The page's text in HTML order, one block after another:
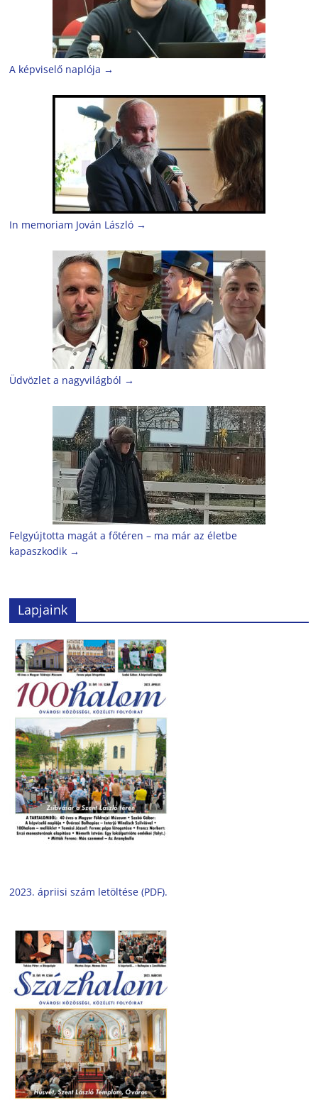
A képviselő naplója →
In memoriam Jován László →
Üdvözlet a nagyvilágból →
Felgyújtotta magát a főtéren – ma már az életbe
kapaszkodik →
Lapjaink
2023. ápriisi szám letöltése (PDF).